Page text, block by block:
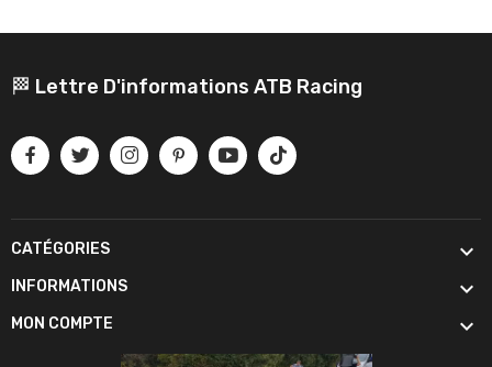
🏁 Lettre D'informations ATB Racing
CATÉGORIES 
INFORMATIONS 
MON COMPTE 